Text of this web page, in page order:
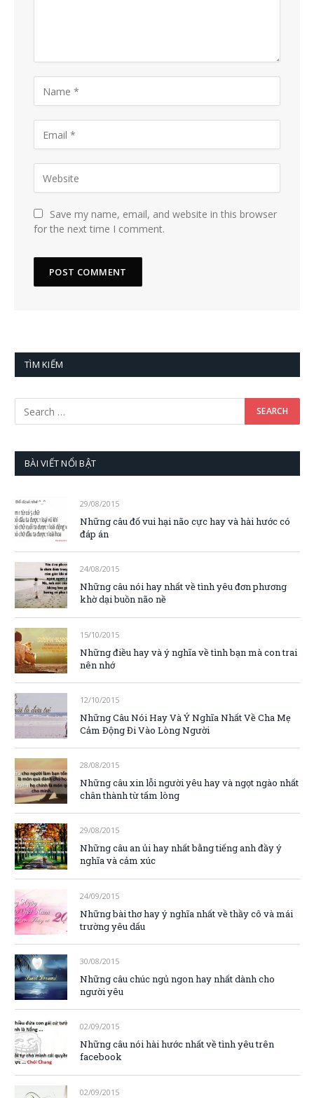
Save my name, email, and website in this browser
for the next time I comment.
TÌM KIẾM
BÀI VIẾT NỔI BẬT
29/08/2015
Những câu đố vui hại não cực hay và hài hước có
đáp án
24/08/2015
Những câu nói hay nhất về tình yêu đơn phương
khờ dại buồn não nề
15/10/2015
Những điều hay và ý nghĩa về tình bạn mà con trai
nên nhớ
12/10/2015
Những Câu Nói Hay Và Ý Nghĩa Nhất Về Cha Mẹ
Cảm Động Đi Vào Lòng Người
28/08/2015
Những câu xin lỗi người yêu hay và ngọt ngào nhất
chân thành từ tấm lòng
29/08/2015
Những câu an ủi hay nhất bằng tiếng anh đầy ý
nghĩa và cảm xúc
24/09/2015
Những bài thơ hay ý nghĩa nhất về thầy cô và mái
trường yêu dấu
30/08/2015
Những câu chúc ngủ ngon hay nhất dành cho
người yêu
02/09/2015
Những câu nói hài hước nhất về tình yêu trên
facebook
02/09/2015